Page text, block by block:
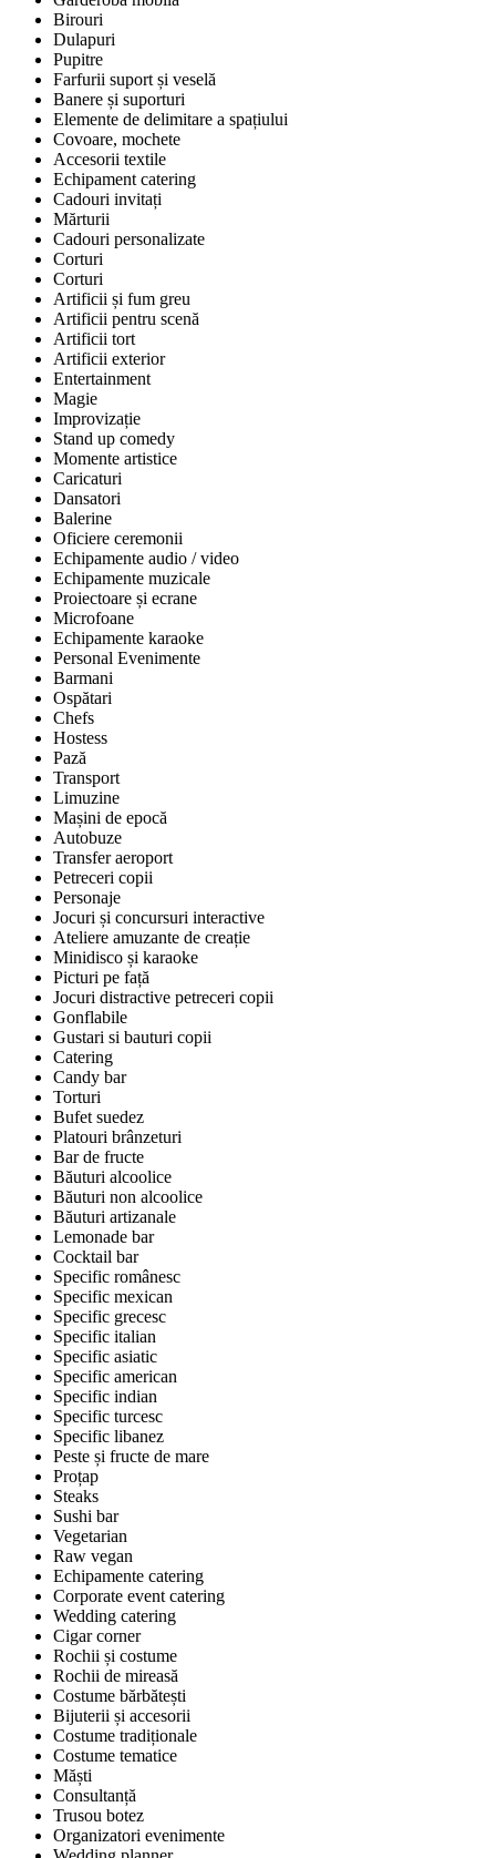
Birouri
Dulapuri
Pupitre
Farfurii suport și veselă
Banere și suporturi
Elemente de delimitare a spațiului
Covoare, mochete
Accesorii textile
Echipament catering
Cadouri invitați
Mărturii
Cadouri personalizate
Corturi
Corturi
Artificii și fum greu
Artificii pentru scenă
Artificii tort
Artificii exterior
Entertainment
Magie
Improvizație
Stand up comedy
Momente artistice
Caricaturi
Dansatori
Balerine
Oficiere ceremonii
Echipamente audio / video
Echipamente muzicale
Proiectoare și ecrane
Microfoane
Echipamente karaoke
Personal Evenimente
Barmani
Ospătari
Chefs
Hostess
Pază
Transport
Limuzine
Mașini de epocă
Autobuze
Transfer aeroport
Petreceri copii
Personaje
Jocuri și concursuri interactive
Ateliere amuzante de creație
Minidisco și karaoke
Picturi pe față
Jocuri distractive petreceri copii
Gonflabile
Gustari si bauturi copii
Catering
Candy bar
Torturi
Bufet suedez
Platouri brânzeturi
Bar de fructe
Băuturi alcoolice
Băuturi non alcoolice
Băuturi artizanale
Lemonade bar
Cocktail bar
Specific românesc
Specific mexican
Specific grecesc
Specific italian
Specific asiatic
Specific american
Specific indian
Specific turcesc
Specific libanez
Peste și fructe de mare
Proțap
Steaks
Sushi bar
Vegetarian
Raw vegan
Echipamente catering
Corporate event catering
Wedding catering
Cigar corner
Rochii și costume
Rochii de mireasă
Costume bărbătești
Bijuterii și accesorii
Costume tradiționale
Costume tematice
Măști
Consultanță
Trusou botez
Organizatori evenimente